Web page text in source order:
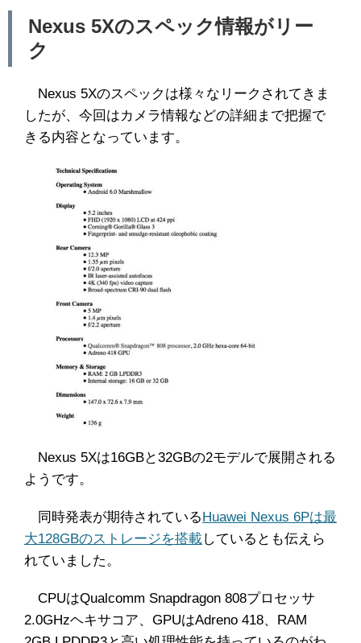
Nexus 5Xのスペック情報がリー
ク
Nexus 5Xのスペックは様々なリークされてきま
したが、今回はカメラ情報などの詳細まで把握で
きる内容となっています。
Nexus 5Xは16GBと32GBの2モデルで展開される
ようです。
同時発表が期待されている Huawei Nexus 6Pは最
大128GBのストレージを搭載しているとも伝えら
れていました。
CPUはQualcomm Snapdragon 808プロセッサ
2.0GHzヘキサコア、GPUはAdreno 418、RAM